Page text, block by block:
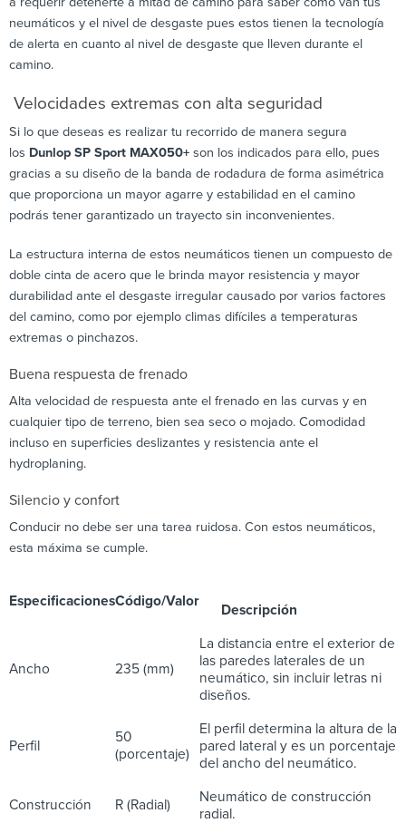
neumáticos y el nivel de desgaste pues estos tienen la tecnología
de alerta en cuanto al nivel de desgaste que lleven durante el
camino.
Velocidades extremas con alta seguridad
Si lo que deseas es realizar tu recorrido de manera segura
los Dunlop SP Sport MAX050+ son los indicados para ello, pues
gracias a su diseño de la banda de rodadura de forma asimétrica
que proporciona un mayor agarre y estabilidad en el camino
podrás tener garantizado un trayecto sin inconvenientes.
La estructura interna de estos neumáticos tienen un compuesto de
doble cinta de acero que le brinda mayor resistencia y mayor
durabilidad ante el desgaste irregular causado por varios factores
del camino, como por ejemplo climas difíciles a temperaturas
extremas o pinchazos.
Buena respuesta de frenado
Alta velocidad de respuesta ante el frenado en las curvas y en
cualquier tipo de terreno, bien sea seco o mojado. Comodidad
incluso en superficies deslizantes y resistencia ante el
hydroplaning.
Silencio y confort
Conducir no debe ser una tarea ruidosa. Con estos neumáticos,
esta máxima se cumple.
EspecificacionesCódigo/Valor
Descripción
Ancho 235 (mm)
La distancia entre el exterior de
las paredes laterales de un
neumático, sin incluir letras ni
diseños.
Perfil
50
(porcentaje)
El perfil determina la altura de la
pared lateral y es un porcentaje
del ancho del neumático.
Construcción R (Radial)
Neumático de construcción
radial.